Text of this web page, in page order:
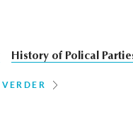
History of Polical
VERDER